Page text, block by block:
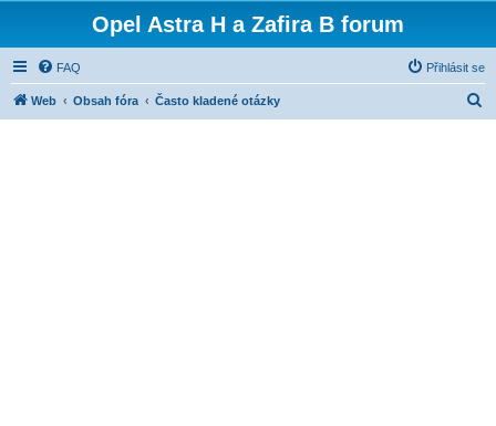
Opel Astra H a Zafira B forum
FAQ Přihlásit se
Web Obsah fóra Často kladené otázky